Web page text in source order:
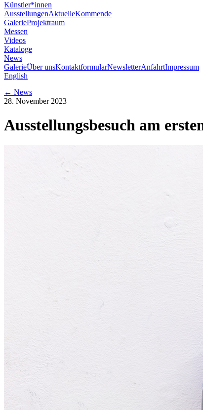
Künstler*innen
AusstellungenAktuelleKommende
GalerieProjektraum
Messen
Videos
Kataloge
News
GalerieÜber unsKontaktformularNewsletterAnfahrtImpressum
English
← News
28. November 2023
Ausstellungsbesuch am